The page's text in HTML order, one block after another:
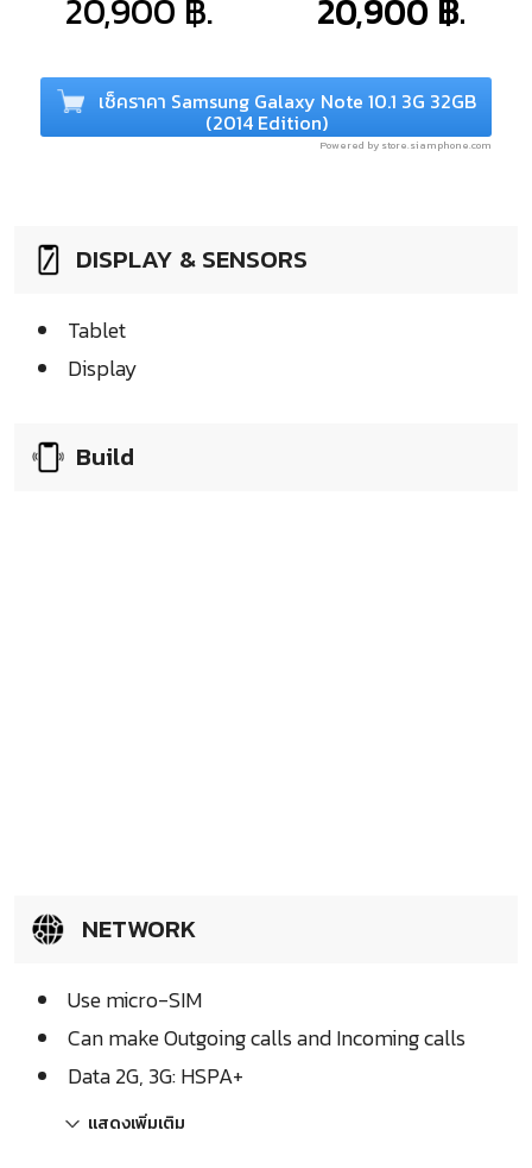
20,900 ฿. 20,900 ฿.
เช็คราคา Samsung Galaxy Note 10.1 3G 32GB
(2014 Edition)
Powered by store.siamphone.com
DISPLAY & SENSORS
Tablet
Display
Build
NETWORK
Use micro-SIM
Can make Outgoing calls and Incoming calls
Data 2G, 3G: HSPA+
แสดงเพิ่มเติม